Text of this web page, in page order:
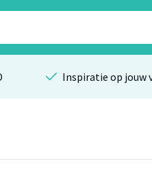
Inspiratie op jouw